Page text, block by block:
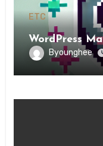
ETC
WordPress
Byounghee